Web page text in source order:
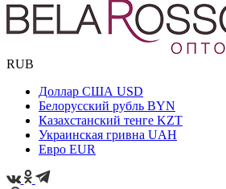
RUB
Доллар США USD
Белорусский рубль BYN
Казахстанский тенге KZT
Украинская гривна UAH
Евро EUR